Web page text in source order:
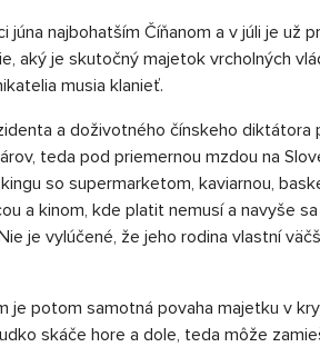
júna najbohatším Číňanom a v júli je už
aký je skutočný majetok vrcholných
musia klanieť.
a doživotného čínskeho diktátora
teda pod priemernou mzdou na
so supermarketom, kaviarnou,
a kinom, kde platit nemusí a navyše
je vylúčené, že jeho rodina vlastní
je potom samotná povaha majetku v
skáče hore a dole, teda môže